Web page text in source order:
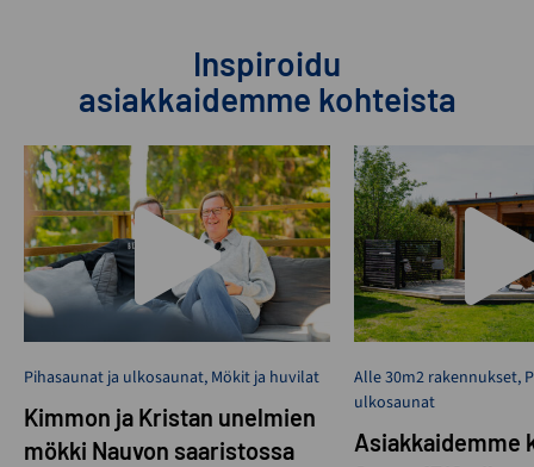
Inspiroidu
asiakkaidemme kohteista
Pihasaunat ja ulkosaunat, Mökit ja huvilat
Kimmon ja Kristan unelmien
mökki Nauvon saaristossa
Alle 30m2 rakennukset,
ulkosaunat
Asiakkaidemme